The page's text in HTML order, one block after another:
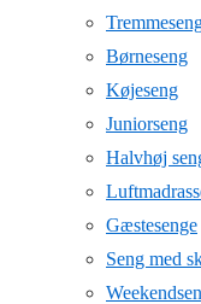
Børneseng
Køjeseng
Juniorseng
Halvhøj
Gæstesenge
Seng med